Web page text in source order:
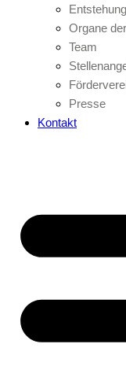
Organe
Team
Presse
Kontakt